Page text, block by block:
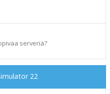
serveriä?
22